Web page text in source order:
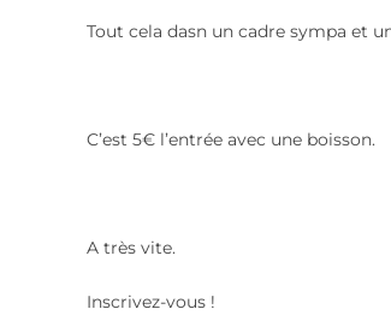
Tout cela dasn un cadre sympa et
C’est 5€ l’entrée avec une boisson.
A très vite.
Inscrivez-vous !